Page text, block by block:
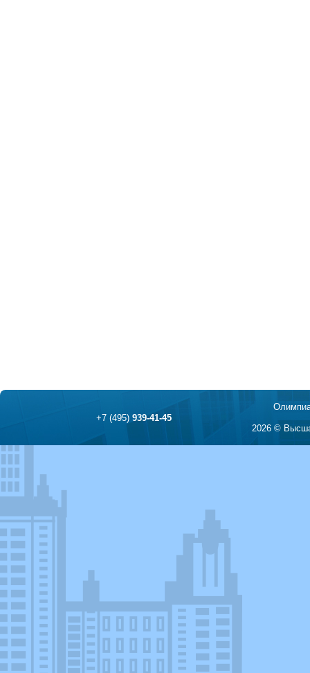
+7 (495)939-41-45
2026 ©